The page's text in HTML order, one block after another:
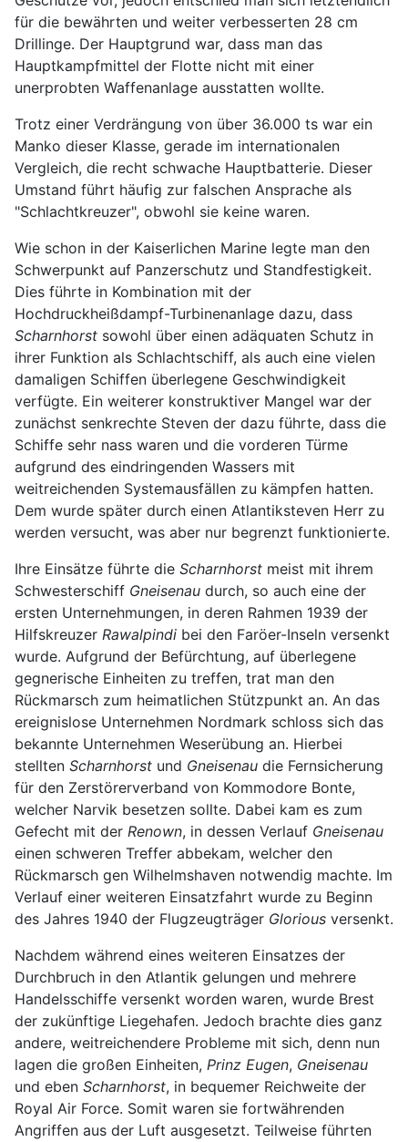
für die bewährten und weiter verbesserten 28 cm
Drillinge. Der Hauptgrund war, dass man das
Hauptkampfmittel der Flotte nicht mit einer
unerprobten Waffenanlage ausstatten wollte.
Trotz einer Verdrängung von über 36.000 ts war ein
Manko dieser Klasse, gerade im internationalen
Vergleich, die recht schwache Hauptbatterie. Dieser
Umstand führt häufig zur falschen Ansprache als
"Schlachtkreuzer", obwohl sie keine waren.
Wie schon in der Kaiserlichen Marine legte man den
Schwerpunkt auf Panzerschutz und Standfestigkeit.
Dies führte in Kombination mit der
Hochdruckheißdampf-Turbinenanlage dazu, dass
Scharnhorst sowohl über einen adäquaten Schutz in
ihrer Funktion als Schlachtschiff, als auch eine vielen
damaligen Schiffen überlegene Geschwindigkeit
verfügte. Ein weiterer konstruktiver Mangel war der
zunächst senkrechte Steven der dazu führte, dass die
Schiffe sehr nass waren und die vorderen Türme
aufgrund des eindringenden Wassers mit
weitreichenden Systemausfällen zu kämpfen hatten.
Dem wurde später durch einen Atlantiksteven Herr zu
werden versucht, was aber nur begrenzt funktionierte.
Ihre Einsätze führte die Scharnhorst meist mit ihrem
Schwesterschiff Gneisenau durch, so auch eine der
ersten Unternehmungen, in deren Rahmen 1939 der
Hilfskreuzer Rawalpindi bei den Faröer-Inseln versenkt
wurde. Aufgrund der Befürchtung, auf überlegene
gegnerische Einheiten zu treffen, trat man den
Rückmarsch zum heimatlichen Stützpunkt an. An das
ereignislose Unternehmen Nordmark schloss sich das
bekannte Unternehmen Weserübung an. Hierbei
stellten Scharnhorst und Gneisenau die Fernsicherung
für den Zerstörerverband von Kommodore Bonte,
welcher Narvik besetzen sollte. Dabei kam es zum
Gefecht mit der Renown, in dessen Verlauf Gneisenau
einen schweren Treffer abbekam, welcher den
Rückmarsch gen Wilhelmshaven notwendig machte. Im
Verlauf einer weiteren Einsatzfahrt wurde zu Beginn
des Jahres 1940 der Flugzeugträger Glorious versenkt.
Nachdem während eines weiteren Einsatzes der
Durchbruch in den Atlantik gelungen und mehrere
Handelsschiffe versenkt worden waren, wurde Brest
der zukünftige Liegehafen. Jedoch brachte dies ganz
andere, weitreichendere Probleme mit sich, denn nun
lagen die großen Einheiten, Prinz Eugen, Gneisenau
und eben Scharnhorst, in bequemer Reichweite der
Royal Air Force. Somit waren sie fortwährenden
Angriffen aus der Luft ausgesetzt. Teilweise führten